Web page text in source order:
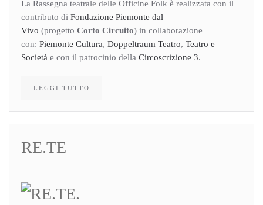
La Rassegna teatrale delle Officine Folk è realizzata con il
contributo di Fondazione Piemonte dal
Vivo (progetto Corto Circuito) in collaborazione
con: Piemonte Cultura, Doppeltraum Teatro, Teatro e
Società e con il patrocinio della Circoscrizione 3.
LEGGI TUTTO
RE.TE